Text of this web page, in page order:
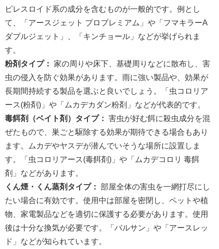
ピレスロイド系の成分を含むものが一般的です。例とし
て、「アースジェット プロプレミアム」や「フマキラーA
ダブルジェット」、「キンチョール」などが挙げられま
す。
粉剤タイプ：
家の周りや床下、基礎周りなどに散布し、害
虫の侵入を防ぐ効果があります。雨に強い製品や、効果が
長期間持続する製品を選ぶと良いでしょう。「虫コロリア
ース(粉剤)」や「ムカデカダン粉剤」などが代表的です。
毒餌剤（ベイト剤）タイプ：
害虫が好む餌に殺虫成分を混
ぜたもので、巣ごと駆除する効果が期待できる場合もあり
ます。ムカデやヤスデが潜んでいそうな場所に設置しま
す。「虫コロリアース(毒餌剤)」や「ムカデコロリ 毒餌
剤」などがあります。
くん煙・くん蒸剤タイプ：
部屋全体の害虫を一網打尽にし
たい場合に有効です。使用中は部屋を密閉し、ペットや植
物、家電製品などを適切に保護する必要があります。使用
後は十分な換気が必要です。「バルサン」や「アースレッ
ド」などが知られています。